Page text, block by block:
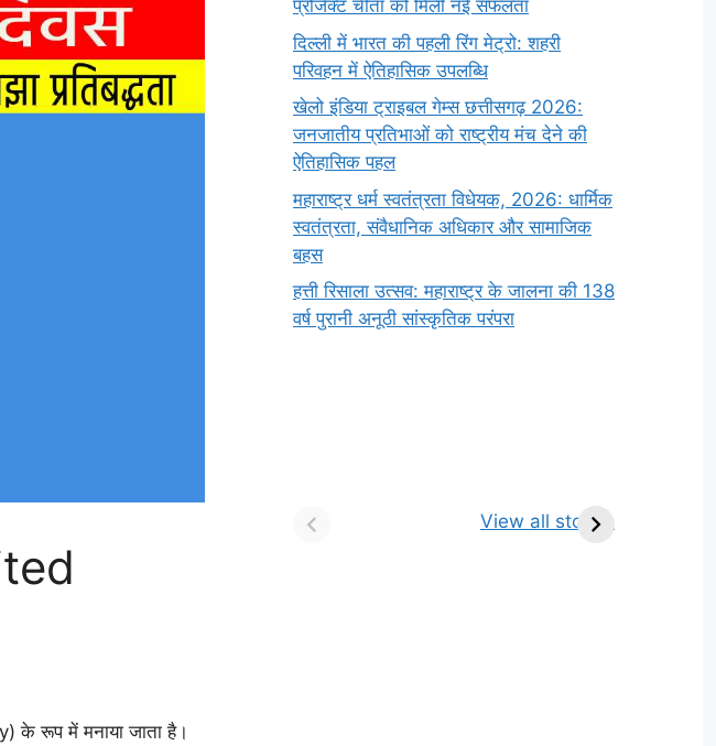
रूप में मनाया जाता है।
प्रोजेक्ट चीता को मिली नई सफलता
दिल्ली में भारत की पहली रिंग मेट्रो: शहरी
परिवहन में ऐतिहासिक उपलब्धि
खेलो इंडिया ट्राइबल गेम्स छत्तीसगढ़ 2026:
जनजातीय प्रतिभाओं को राष्ट्रीय मंच देने की
ऐतिहासिक पहल
महाराष्ट्र धर्म स्वतंत्रता विधेयक, 2026: धार्मिक
स्वतंत्रता, संवैधानिक अधिकार और सामाजिक
बहस
हत्ती रिसाला उत्सव: महाराष्ट्र के जालना की 138
वर्ष पुरानी अनूठी सांस्कृतिक परंपरा
View all stories
किसे कहते है? परिभाषा,
ज्योतिर्लिंग | नाम, स्थान एवं